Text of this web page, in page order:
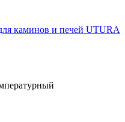
каминов и печей UTURA